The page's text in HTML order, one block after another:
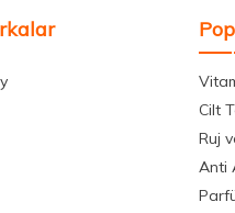
Cilt
Ruj
Anti